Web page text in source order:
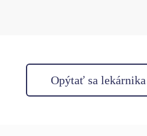
Opýtať sa lekárnika